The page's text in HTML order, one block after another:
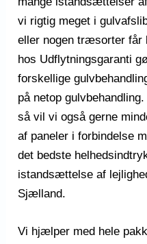
vi rigtig meget i
eller nogen træsorter får
hos Udflytningsgaranti
forskellige
på netop
så vil vi også gerne
af paneler i forbindelse
det bedste
istandsættelse af
Sjælland.
Vi hjælper med hele